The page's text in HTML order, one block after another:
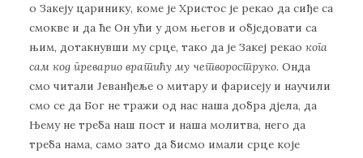
о Закеју царинику, коме је Христос је рекао да сиђе са
смокве и да ће Он ући у дом његов и обједовати са
њим, дотакнувши му срце, тако да је Закеј рекао кога
сам код преварио вратићу му четвороструко. Онда
смо читали Јеванђеље о митару и фарисеју и научили
смо се да Бог не тражи од нас наша добра дјела, да
Њему не треба наш пост и наша молитва, него да
треба нама, само зато да бисмо имали срце које